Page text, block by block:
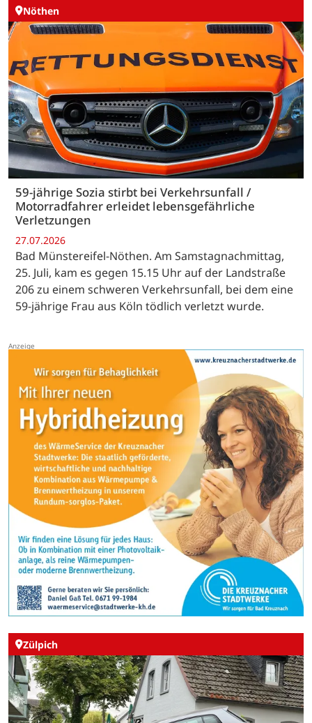
Nöthen
59-jährige Sozia stirbt bei Verkehrsunfall /
Motorradfahrer erleidet lebensgefährliche
Verletzungen
27.07.2026
Bad Münstereifel-Nöthen. Am Samstagnachmittag,
25. Juli, kam es gegen 15.15 Uhr auf der Landstraße
206 zu einem schweren Verkehrsunfall, bei dem eine
59-jährige Frau aus Köln tödlich verletzt wurde.
Zülpich